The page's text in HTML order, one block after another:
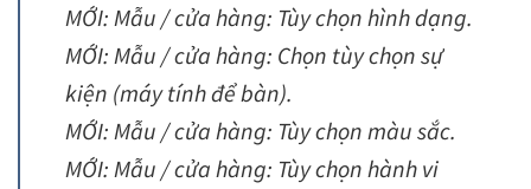
MỚI: Mẫu / cửa hàng: Tùy chọn hình dạng.
MỚI: Mẫu / cửa hàng: Chọn tùy chọn sự
kiện (máy tính để bàn).
MỚI: Mẫu / cửa hàng: Tùy chọn màu sắc.
MỚI: Mẫu / cửa hàng: Tùy chọn hành vi